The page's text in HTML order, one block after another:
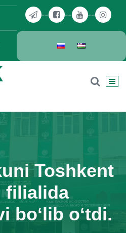
Toshkent
filialida
bo‘lib o‘tdi.